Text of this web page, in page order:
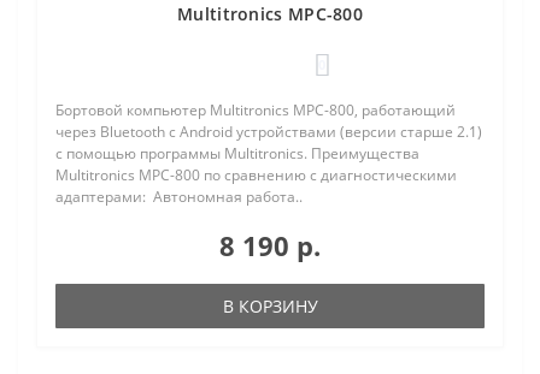
Multitronics MPC-800
Бортовой компьютер Multitronics MPC-800, работающий
через Bluetooth с Android устройствами (версии старше 2.1)
с помощью программы Multitronics. Преимущества
Multitronics MPC-800 по сравнению с диагностическими
адаптерами: Автономная работа..
8 190 р.
В КОРЗИНУ